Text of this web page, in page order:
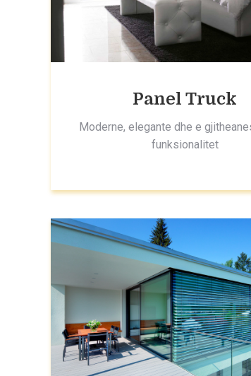
Panel Truck
Moderne, elegante dhe e
funksionalitet